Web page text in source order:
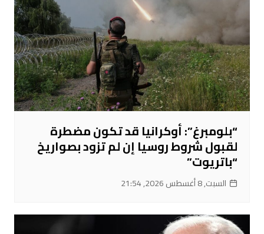
“بلومبرغ”: أوكرانيا قد تكون مضطرة
لقبول شروط روسيا إن لم تزود بصواريخ
“باتريوت”
السبت, 8 أغسطس 2026, 21:54